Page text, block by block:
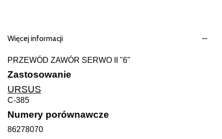
Więcej informacji
PRZEWÓD ZAWÓR SERWO II "6"
Zastosowanie
URSUS
C-385
Numery porównawcze
86278070